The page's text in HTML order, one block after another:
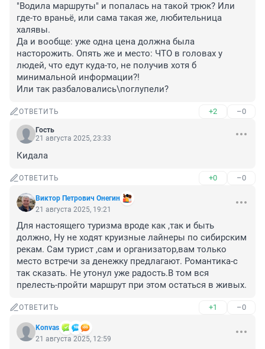
"Водила маршруты" и попалась на такой трюк? Или
где-то враньё, или сама такая же, любительница
халявы.
Да и вообще: уже одна цена должна была
насторожить. Опять же и место: ЧТО в головах у
людей, что едут куда-то, не получив хотя б
минимальной информации?!
Или так разбаловались\поглупели?
ОТВЕТИТЬ +2 –0
Гость
21 августа 2025, 23:33
Кидала
ОТВЕТИТЬ +0 –0
Виктор Петрович Онегин
21 августа 2025, 19:21
Для настоящего туризма вроде как ,так и быть
должно, Ну не ходят круизные лайнеры по сибирским
рекам. Сам турист ,сам и организатор,вам только
место встречи за денежку предлагают. Романтика-с
так сказать. Не утонул уже радость.В том вся
прелесть-пройти маршрут при этом остаться в живых.
ОТВЕТИТЬ +1 –0
Konvas
21 августа 2025, 12:59